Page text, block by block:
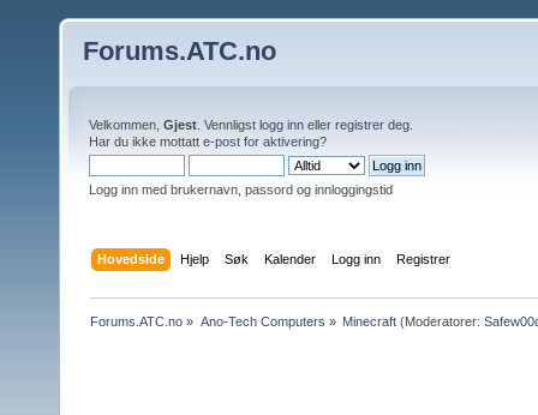
Forums.ATC.no
Velkommen, Gjest . Vennligst logg inn eller registrer deg
Har du ikke mottatt e-post for aktivering?
Logg inn med brukernavn, passord og innloggingstid
Hovedside Hjelp Søk Kalender Logg inn Registrer
Forums.ATC.no » Ano-Tech Computers » Minecraft(Moderatorer: